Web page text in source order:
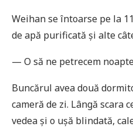
Weihan se întoarse pe la
de apă purificată și alte
— O să ne petrecem
Buncărul avea două
cameră de zi. Lângă scara
vedea și o ușă blindată,